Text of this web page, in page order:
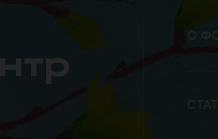
О